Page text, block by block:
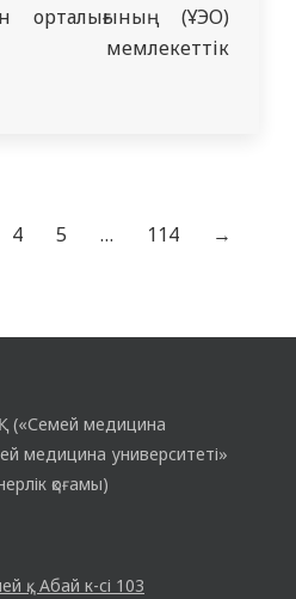
орталығының (ҰЭО)
мемлекеттік
кезеңдері өткізілді.
студенттері қатысты.
4 5 … 114 →
(«Семей медицина
медицина университеті»
қоғамы)
қ., Абай к-сі 103